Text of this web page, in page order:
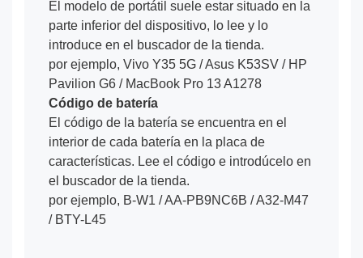
El modelo de portátil suele estar situado en la
parte inferior del dispositivo, lo lee y lo
introduce en el buscador de la tienda.
por ejemplo, Vivo Y35 5G / Asus K53SV / HP
Pavilion G6 / MacBook Pro 13 A1278
Código de batería
El código de la batería se encuentra en el
interior de cada batería en la placa de
características. Lee el código e introdúcelo en
el buscador de la tienda.
por ejemplo, B-W1 / AA-PB9NC6B / A32-M47
/ BTY-L45